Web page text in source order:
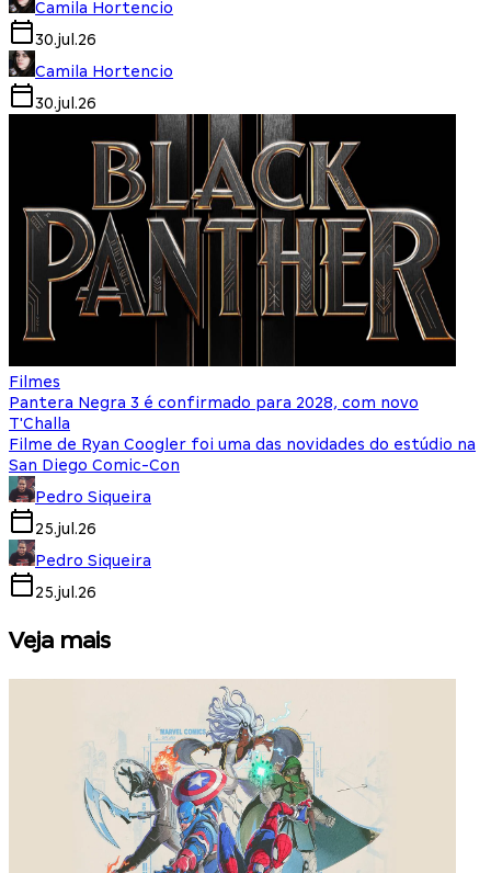
Camila Hortencio
30.jul.26
Camila Hortencio
30.jul.26
Filmes
Pantera Negra 3 é confirmado para 2028, com novo
T'Challa
Filme de Ryan Coogler foi uma das novidades do estúdio na
San Diego Comic-Con
Pedro Siqueira
25.jul.26
Pedro Siqueira
25.jul.26
Veja mais